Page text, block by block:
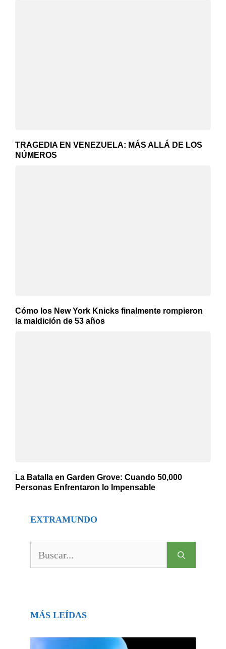
TRAGEDIA EN VENEZUELA: MÁS ALLÁ DE LOS
NÚMEROS
Cómo los New York Knicks finalmente rompieron
la maldición de 53 años
La Batalla en Garden Grove: Cuando 50,000
Personas Enfrentaron lo Impensable
EXTRAMUNDO
MÁS LEÍDAS